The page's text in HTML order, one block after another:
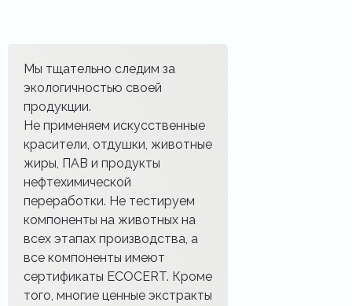
Мы тщательно следим за
экологичностью своей
продукции.
Не применяем искусственные
красители, отдушки, животные
жиры, ПАВ и продукты
нефтехимической
переработки. Не тестируем
компоненты на животных на
всех этапах производства, а
все компоненты имеют
сертификаты ECOCERT. Кроме
того, многие ценные экстракты